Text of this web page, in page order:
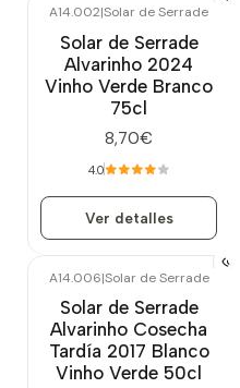
A14.002|Solar de Serrade
Solar de Serrade
Alvarinho 2024
Vinho Verde Branco
75cl
8,70€
4.0
Ver detalles
A14.006|Solar de Serrade
Solar de Serrade
Alvarinho Cosecha
Tardía 2017 Blanco
Vinho Verde 50cl